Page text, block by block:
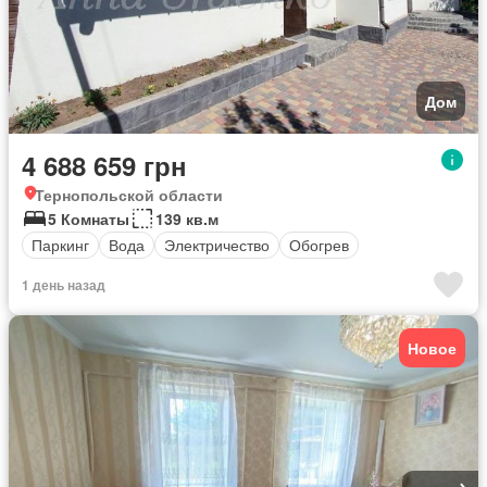
Дом
4 688 659 грн
Тернопольской области
5 Комнаты
139 кв.м
Паркинг
Вода Электричество Обогрев
1 день назад
Новое